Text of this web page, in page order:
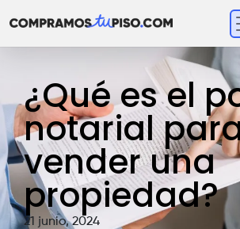
¿Qué es el
notarial
vender una
propiedad?
21 junio, 2024